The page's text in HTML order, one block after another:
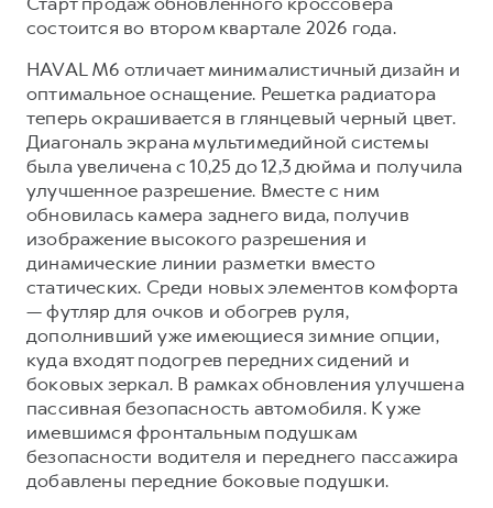
Автомобильные аксессуары
Коллекция Базовая
Коллекция Детская
Коллекция Базовая
Коллекция Детская
состоится во втором квартале 2026 года.
HAVAL M6 отличает минималистичный дизайн и
оптимальное оснащение. Решетка радиатора
теперь окрашивается в глянцевый черный цвет.
Диагональ экрана мультимедийной системы
была увеличена с 10,25 до 12,3 дюйма и получила
улучшенное разрешение. Вместе с ним
обновилась камера заднего вида, получив
изображение высокого разрешения и
динамические линии разметки вместо
статических. Среди новых элементов комфорта
— футляр для очков и обогрев руля,
дополнивший уже имеющиеся зимние опции,
куда входят подогрев передних сидений и
боковых зеркал. В рамках обновления улучшена
пассивная безопасность автомобиля. К уже
имевшимся фронтальным подушкам
безопасности водителя и переднего пассажира
добавлены передние боковые подушки.